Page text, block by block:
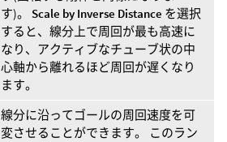
す)。 Scale by Inverse Distance を選択
すると、線分上で周回が最も高速に
なり、アクティブなチューブ状の中
心軸から離れるほど周回が遅くなり
ます。
線分に沿ってゴールの周回速度を可
変させることができます。 このラン